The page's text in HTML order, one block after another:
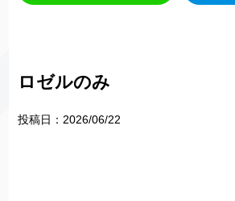
ロゼルのみ
投稿日： 2026/06/22